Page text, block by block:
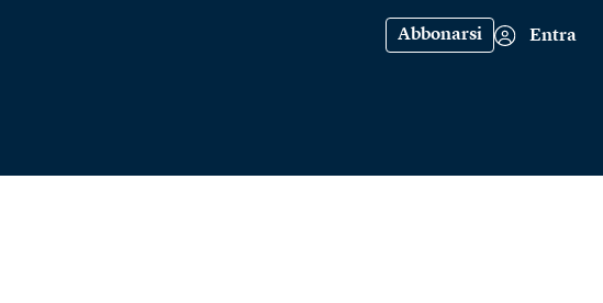
Abbonarsi Entra